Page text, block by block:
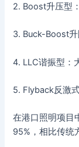
2. Boost升压型
3. Buck-Boost
4. LLC谐振型：
5. Flyback反激
在港口照明项目
95%，相比传统